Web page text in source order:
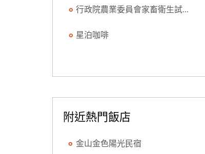
行政院農業委員會家畜衛生試...
星泊咖啡
附近熱門飯店
金山金色陽光民宿